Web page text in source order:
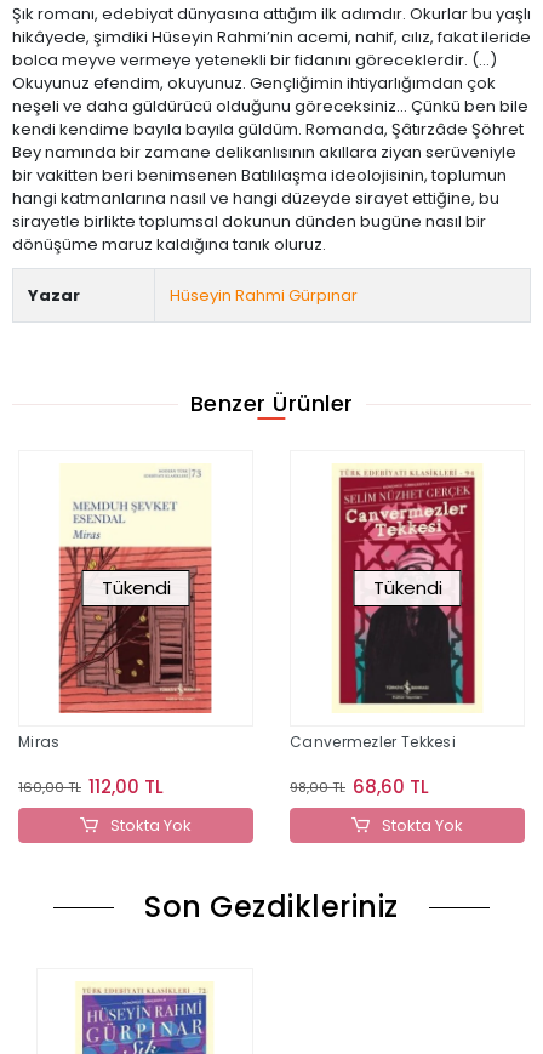
Şık romanı, edebiyat dünyasına attığım ilk adımdır. Okurlar bu yaşlı
hikâyede, şimdiki Hüseyin Rahmi’nin acemi, nahif, cılız, fakat ileride
bolca meyve vermeye yetenekli bir fidanını göreceklerdir. (…)
Okuyunuz efendim, okuyunuz. Gençliğimin ihtiyarlığımdan çok
neşeli ve daha güldürücü olduğunu göreceksiniz... Çünkü ben bile
kendi kendime bayıla bayıla güldüm. Romanda, Şâtırzâde Şöhret
Bey namında bir zamane delikanlısının akıllara ziyan serüveniyle
bir vakitten beri benimsenen Batılılaşma ideolojisinin, toplumun
hangi katmanlarına nasıl ve hangi düzeyde sirayet ettiğine, bu
sirayetle birlikte toplumsal dokunun dünden bugüne nasıl bir
dönüşüme maruz kaldığına tanık oluruz.
Yazar Hüseyin Rahmi Gürpınar
Benzer Ürünler
Tükendi
Miras
160,00 TL 112,00 TL
Stokta Yok
Tükendi
Canvermezler Tekkesi
98,00 TL 68,60 TL
Stokta Yok
Son Gezdikleriniz